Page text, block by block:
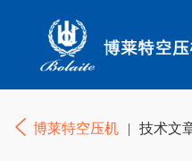
博莱特空压机 | 技术文